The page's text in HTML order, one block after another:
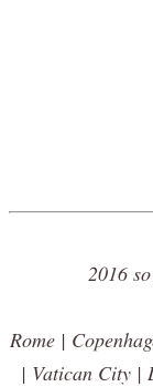
2016
Rome |
| Vatican City |